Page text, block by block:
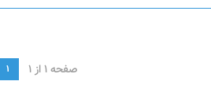
صفحه 1 از 1 1